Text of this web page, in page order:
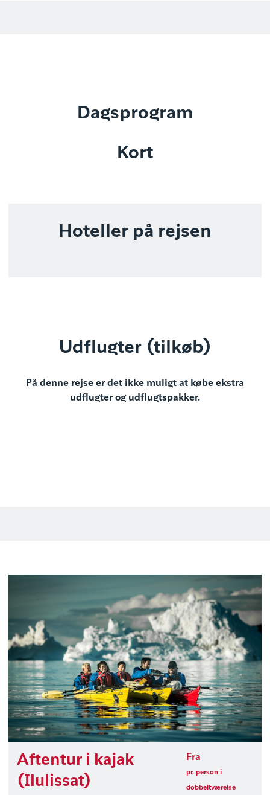
Dagsprogram
Kort
Hoteller på rejsen
Udflugter (tilkøb)
På denne rejse er det ikke muligt at købe ekstra
udflugter og udflugtspakker.
Aftentur i kajak
(Ilulissat)
Fra
pr. person i
dobbeltværelse